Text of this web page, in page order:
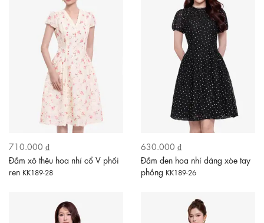
710.000 ₫
Đầm xô thêu hoa nhí cổ V phối
ren KK189-28
630.000 ₫
Đầm đen hoa nhí dáng xòe tay
phồng KK189-26